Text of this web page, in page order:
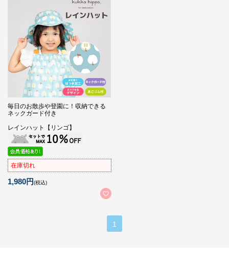
毎日のお散歩や登園に！収納できる
ネックガード付き
レインハット【リンゴ】
在庫切れ
1,980円(税込)
1